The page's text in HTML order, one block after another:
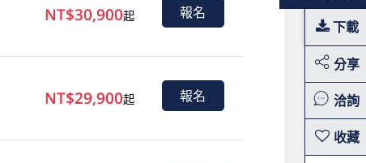
下載
分享
洽詢
NT$30,900起 報名
NT$29,900起 報名